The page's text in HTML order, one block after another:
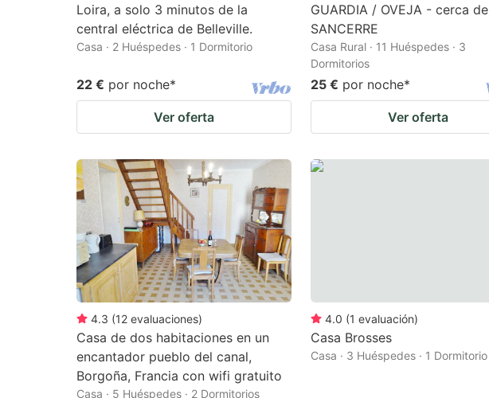
Loira, a solo 3 minutos de la
central eléctrica de Belleville.
Casa · 2 Huéspedes · 1 Dormitorio
22 € por noche*
Ver oferta
GUARDIA / OVEJA - cerca de
SANCERRE
Casa Rural · 11 Huéspedes · 3
Dormitorios
25 € por noche*
Ver oferta
4.3 (12 evaluaciones)
Casa de dos habitaciones en un
encantador pueblo del canal,
Borgoña, Francia con wifi gratuito
Casa · 5 Huéspedes · 2 Dormitorios
4.0 (1 evaluación)
Casa Brosses
Casa · 3 Huéspedes · 1 Dormitorio